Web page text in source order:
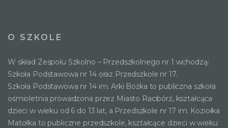
O SZKOLE
W skład Zespołu Szkolno – Przedszkolnego nr 1 wchodzą:
Szkoła Podstawowa nr 14 oraz Przedszkole nr 17.
Szkoła Podstawowa nr 14 im. Arki Bożka to publiczna szkoła
ośmioletnia prowadzona przez Miasto Racibórz, kształcąca
dzieci w wieku od 6 do 13 lat, a Przedszkole nr 17 im. Koziołka
Matołka to publiczne przedszkole, kształcące dzieci w wieku